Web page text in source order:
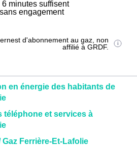
minutes suffisent
engagement
d'abonnement au gaz, non
affilié à GRDF.
en énergie des habitants de
téléphone et services à
Gaz Ferrière-Et-Lafolie